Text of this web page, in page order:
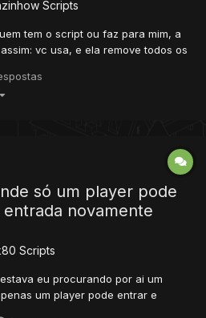
Scripts
tem o script ou faz para mim, a
vc usa, e ela remove todos os
só um player pode
novamente
Scripts
eu procurando por ai um
um player pode entrar e